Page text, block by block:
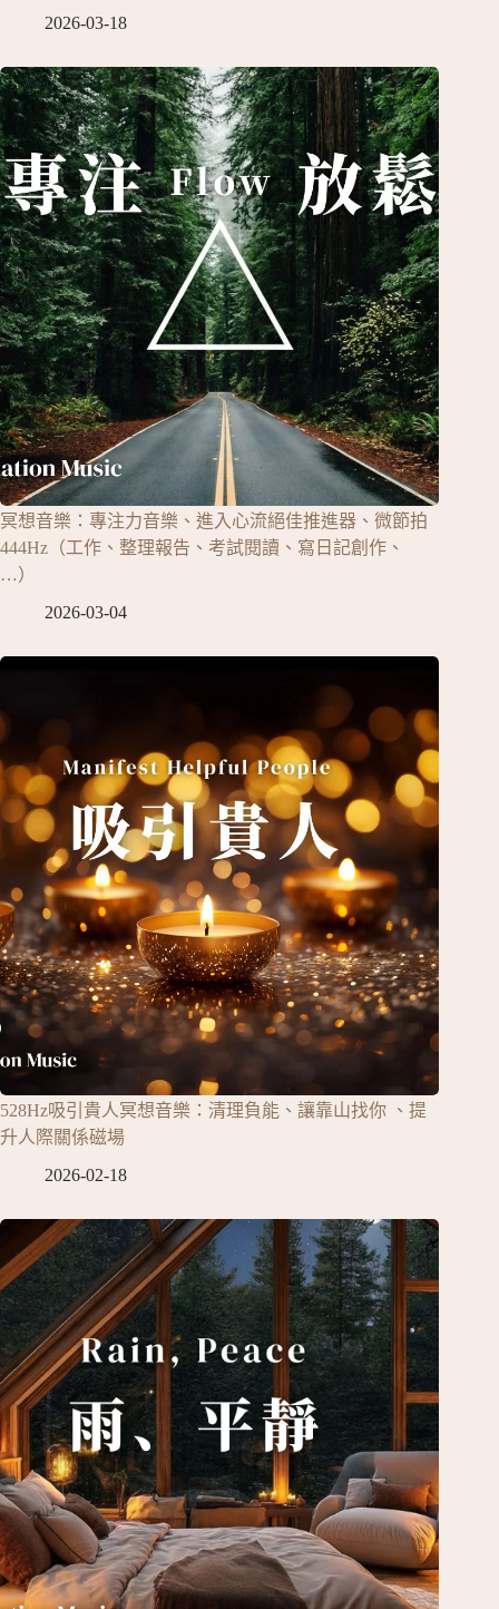
2026-03-18
冥想音樂：專注力音樂、進入心流絕佳推進器、微節拍
444Hz（工作、整理報告、考試閱讀、寫日記創作、
…）
2026-03-04
528Hz吸引貴人冥想音樂：清理負能、讓靠山找你 、提
升人際關係磁場
2026-02-18